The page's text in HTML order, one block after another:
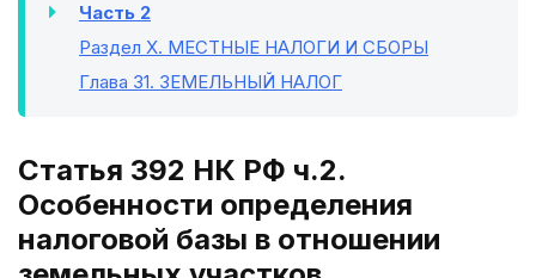
Часть 2
Раздел X. МЕСТНЫЕ НАЛОГИ И СБОРЫ
Глава 31. ЗЕМЕЛЬНЫЙ НАЛОГ
Статья 392 НК РФ ч.2.
Особенности определения
налоговой базы в отношении